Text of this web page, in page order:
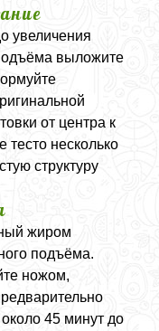
увеличения
выложите
от центра к
тесто несколько
структуру
жиром
подъёма.
ножом,
45 минут до